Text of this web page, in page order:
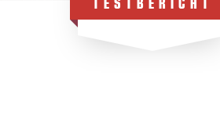
TESTBERICHT